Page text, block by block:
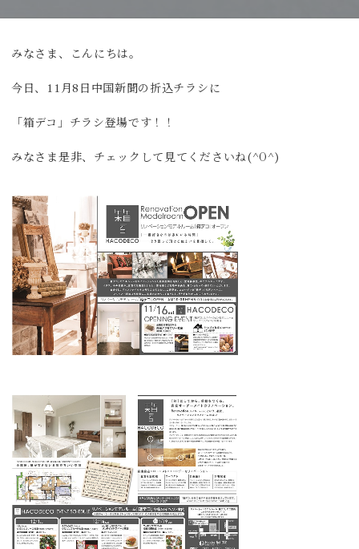
みなさま、こんにちは。
今日、11月8日中国新聞の折込チラシに
「箱デコ」チラシ登場です！！
みなさま是非、チェックして見てくださいね(^O^)